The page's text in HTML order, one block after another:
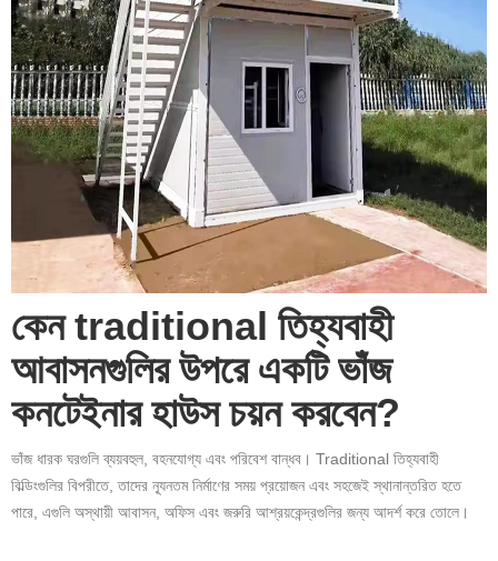
কেন traditional তিহ্যবাহী
আবাসনগুলির উপরে একটি ভাঁজ
কনটেইনার হাউস চয়ন করবেন?
ভাঁজ ধারক ঘরগুলি ব্যয়বহুল, বহনযোগ্য এবং পরিবেশ বান্ধব। Traditional তিহ্যবাহী
বিল্ডিংগুলির বিপরীতে, তাদের ন্যূনতম নির্মাণের সময় প্রয়োজন এবং সহজেই স্থানান্তরিত হতে
পারে, এগুলি অস্থায়ী আবাসন, অফিস এবং জরুরি আশ্রয়কেন্দ্রগুলির জন্য আদর্শ করে তোলে।